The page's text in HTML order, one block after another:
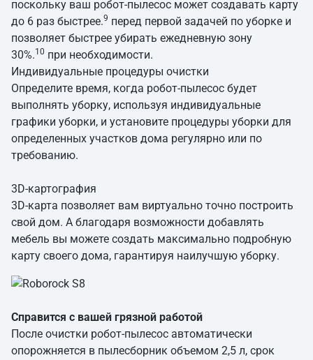
поскольку ваш робот-пылесос может создавать карту
до 6 раз быстрее.9 перед первой задачей по уборке и
позволяет быстрее убирать ежедневную зону
30%.10 при необходимости.
Индивидуальные процедуры очистки
Определите время, когда робот-пылесос будет
выполнять уборку, используя индивидуальные
графики уборки, и установите процедуры уборки для
определенных участков дома регулярно или по
требованию.
3D-картография
3D-карта позволяет вам виртуально точно построить
свой дом. А благодаря возможности добавлять
мебель вы можете создать максимально подробную
карту своего дома, гарантируя наилучшую уборку.
Справится с вашей грязной работой
После очистки робот-пылесос автоматически
опорожняется в пылесборник объемом 2,5 л, срок